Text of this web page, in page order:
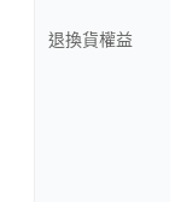
退換貨權益